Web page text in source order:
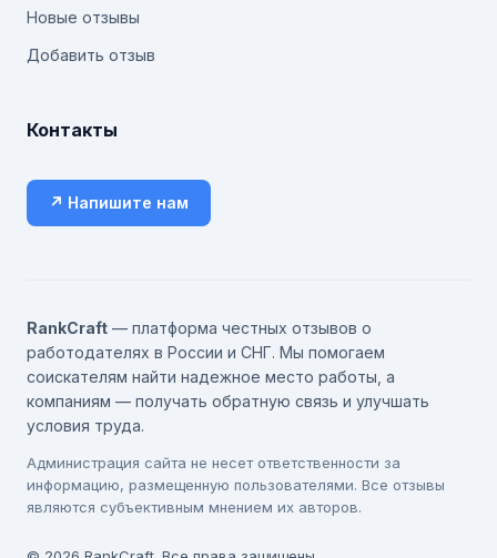
Новые отзывы
Добавить отзыв
Контакты
↗ Напишите нам
RankCraft — платформа честных отзывов о
работодателях в России и СНГ. Мы помогаем
соискателям найти надежное место работы, а
компаниям — получать обратную связь и улучшать
условия труда.
Администрация сайта не несет ответственности за
информацию, размещенную пользователями. Все отзывы
являются субъективным мнением их авторов.